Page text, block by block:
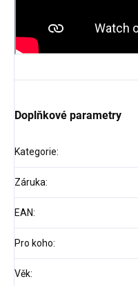
Doplňkové parametry
Kategorie:
Záruka:
EAN:
Pro koho:
Věk: